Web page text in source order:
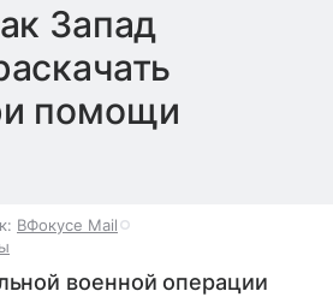
Запад
помощи
ВФокусе Mail
военной операции